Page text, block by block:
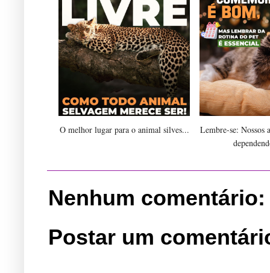
O melhor lugar para o animal silves...
Lembre-se: Nossos
Nenhum comentário:
Postar um